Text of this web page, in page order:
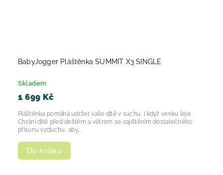
BabyJogger Pláštěnka SUMMIT X3 SINGLE
Skladem
1 699 Kč
Do košíku
Pláštěnka pomáhá udržet vaše dítě v suchu, i když venku leje.
Chrání dítě před deštěm a větrem se zajištěním dostatečného
přísunu vzduchu, aby...